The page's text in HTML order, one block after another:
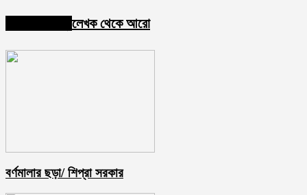
লেখক থেকে আরো
বর্ণমালার ছড়া/ শিপ্রা সরকার